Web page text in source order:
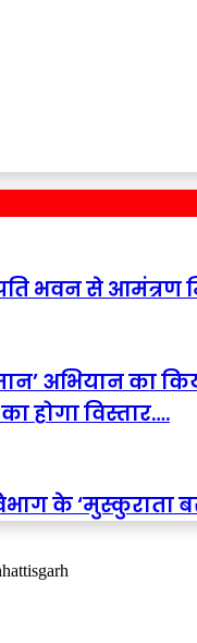
भवन से
अभियान का
होगा विस्तार….
के ‘मुस्कुराता